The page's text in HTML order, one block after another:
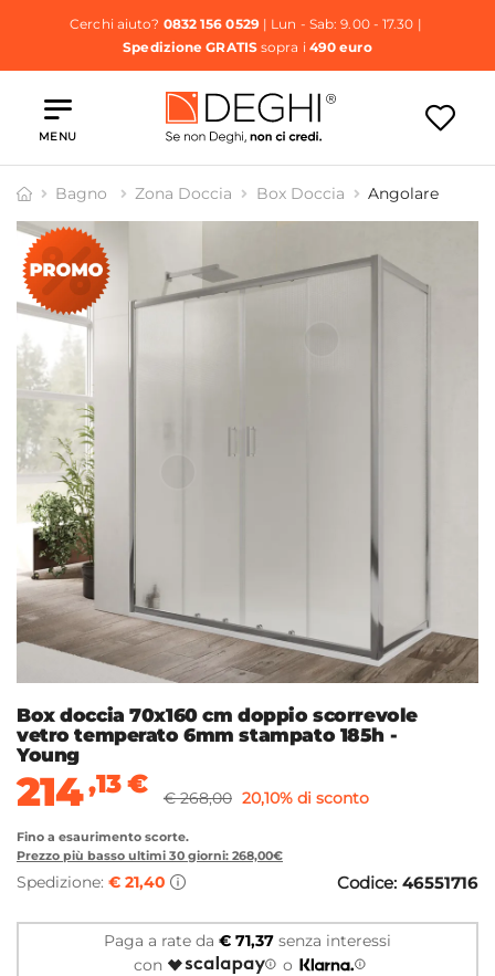
Cerchi aiuto? 0832 156 0529| Lun - Sab: 9.00 - 17.30 |
Spedizione GRATISsopra i 490 euro
MENU
Bagno Zona Doccia Box Doccia Angolare
Box doccia 70x160 cm doppio scorrevole
vetro temperato 6mm stampato 185h -
Young
214,13€ € 268,00 20,10% di sconto
Fino a esaurimento scorte.
Prezzo più basso ultimi 30 giorni: 268,00€
Spedizione: € 21,40 Codice: 46551716
Paga a rate da € 71,37 senza interessi
con
o